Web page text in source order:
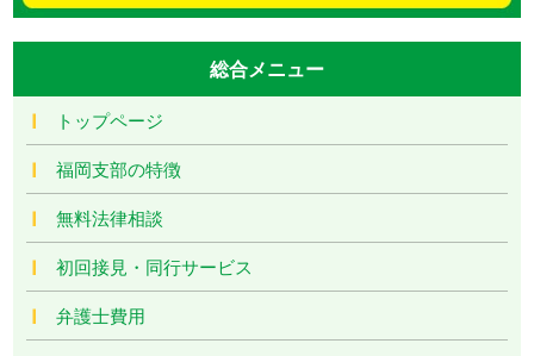
総合メニュー
トップページ
福岡支部の特徴
無料法律相談
初回接見・同行サービス
弁護士費用